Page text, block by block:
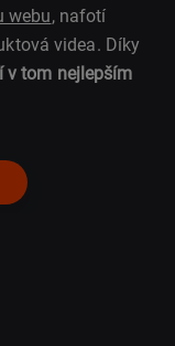
webu, nafotí
videa. Díky
v tom nejlepším